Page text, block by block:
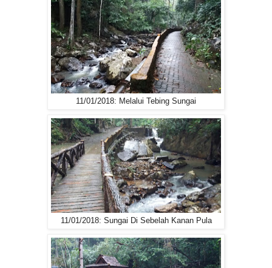
11/01/2018: Melalui Tebing Sungai
11/01/2018: Sungai Di Sebelah Kanan Pula